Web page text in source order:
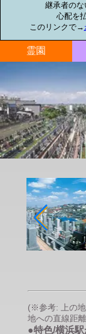
継承者の
心配を
このリンクで→
霊園
(※参考: 上の
地への直線距
●特色/横浜